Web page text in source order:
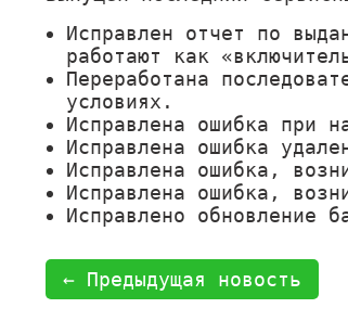
Исправлен отчет по
работают как
Переработана
условиях.
Исправлена ошибка при
Исправлена ошибка
Исправлена ошибка,
Исправлена ошибка,
Исправлено обновление
← Предыдущая новость